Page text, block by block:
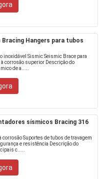
Hangers para tubos
inoxidável Sismic Seismic Brace para
corrosão superior Descrição do
de a.....
sísmicos Bracing 316
corrosão Suportes de tubos de travagem
e resistência Descrição do
c.....